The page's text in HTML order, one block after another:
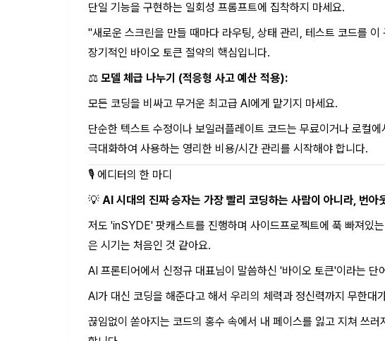
단일 기능을 구현하는 일회성 프롬프트에 집착하지 마세요.
"새로운 스크린을 만들 때마다 라우팅, 상태 관리, 테스트 코드를
장기적인 바이오 토큰 절약의 핵심입니다.
⚖️ 모델 체급 나누기 (적응형 사고 예산 적용):
모든 코딩을 비싸고 무거운 최고급 AI에게 맡기지 마세요.
단순한 텍스트 수정이나 보일러플레이트 코드는 무료이거나 로컬
극대화하여 사용하는 영리한 비용/시간 관리를 시작해야 합니다.
🎙️ 에디터의 한 마디
💡 AI 시대의 진짜 승자는 가장 빨리 코딩하는 사람이 아니라, 번
저도 'inSYDE' 팟캐스트를 진행하며 사이드프로젝트에 푹 빠져있
은 시기는 처음인 것 같아요.
AI 프론티어에서 신정규 대표님이 말씀하신 '바이오 토큰'이라는 단
AI가 대신 코딩을 해준다고 해서 우리의 체력과 정신력까지 무한대
끊임없이 쏟아지는 코드의 홍수 속에서 내 페이스를 잃고 지쳐 쓰